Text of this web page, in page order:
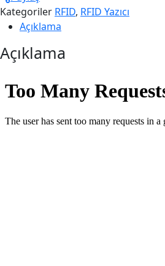
Kategoriler RFID, RFID Yazıcı
Açıklama
Açıklama